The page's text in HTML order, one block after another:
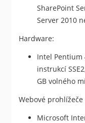
SharePoint
Server 2010
Hardware:
Intel Pentium
instrukcí
GB volného
Webové prohlížeče
Microsoft